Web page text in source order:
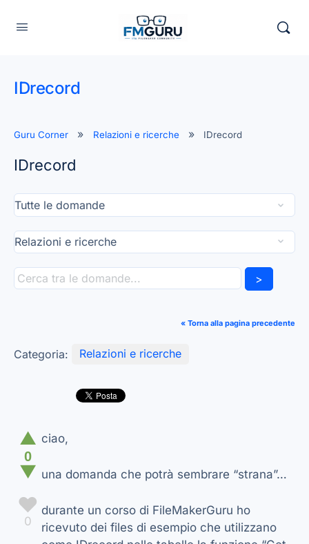
IDrecord
Guru Corner Relazioni e ricerche IDrecord
IDrecord
>
« Torna alla pagina precedente
Categoria: Relazioni e ricerche
▲
0
▼
♥
0
ciao,
una domanda che potrà sembrare “strana”…
durante un corso di FileMakerGuru ho
ricevuto dei files di esempio che utilizzano